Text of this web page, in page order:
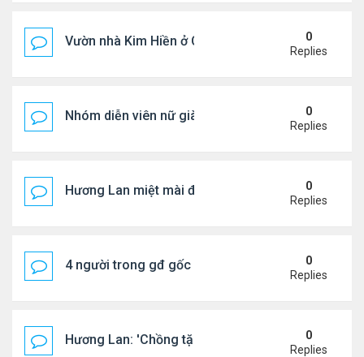
Vườn nhà Kim Hiền ở California
0
Replies
Nhóm diễn viên nữ giàu nhất thế giới
0
Replies
Hương Lan miệt mài đi hát ở tuổi 70
0
Replies
4 người trong gđ gốc Việt thiệt mạng vì tai nạn xe
0
Replies
Hương Lan: 'Chồng tặng tôi khu vườn tình yêu'
0
Replies